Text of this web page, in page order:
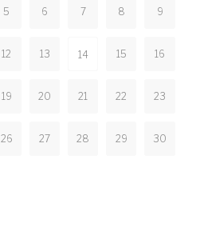
5 6 7 8 9
12 13 14 15 16
19 20 21 22 23
26 27 28 29 30